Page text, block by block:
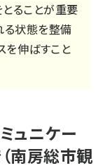
とることが重要
る状態を整備
を伸ばすこと
ュニケー
南房総市観